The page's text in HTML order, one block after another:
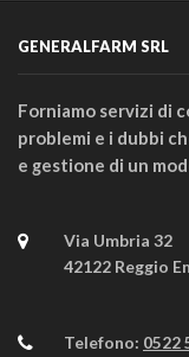
GENERALFARM SRL
Forniamo servizi di
problemi e i dubbi
e gestione di un
Via Umbria 32
42122 Reggio
Telefono: 0522